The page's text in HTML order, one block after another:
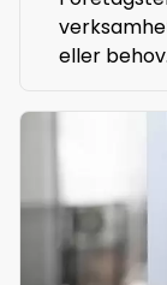
eller behov.